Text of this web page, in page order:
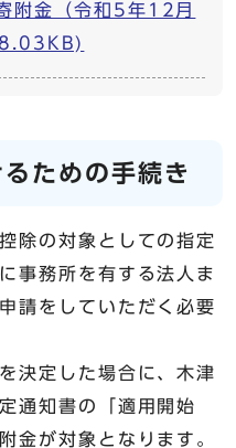
附金（令和5年12月
ための手続き
除の対象としての指定
事務所を有する法人ま
請をしていただく必要
決定した場合に、木津
通知書の「適用開始
金が対象となります。